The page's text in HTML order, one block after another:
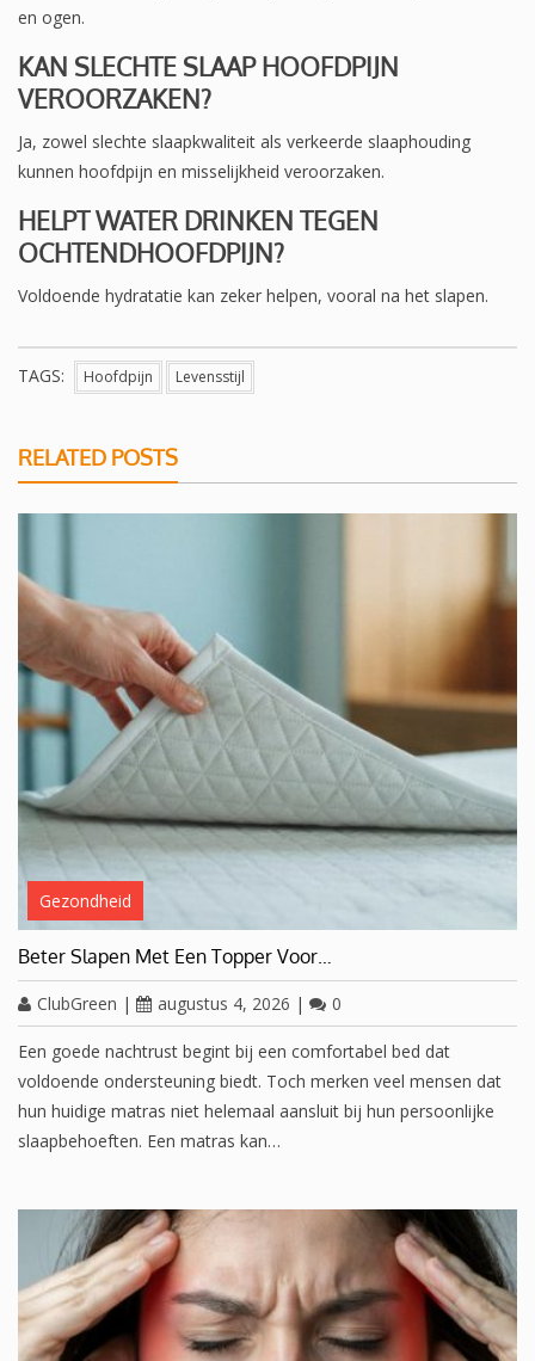
en ogen.
KAN SLECHTE SLAAP HOOFDPIJN
VEROORZAKEN?
Ja, zowel slechte slaapkwaliteit als verkeerde slaaphouding
kunnen hoofdpijn en misselijkheid veroorzaken.
HELPT WATER DRINKEN TEGEN
OCHTENDHOOFDPIJN?
Voldoende hydratatie kan zeker helpen, vooral na het slapen.
TAGS: Hoofdpijn Levensstijl
RELATED POSTS
Gezondheid
Beter Slapen Met Een Topper Voor…
ClubGreen | augustus 4, 2026 | 0
Een goede nachtrust begint bij een comfortabel bed dat
voldoende ondersteuning biedt. Toch merken veel mensen dat
hun huidige matras niet helemaal aansluit bij hun persoonlijke
slaapbehoeften. Een matras kan…